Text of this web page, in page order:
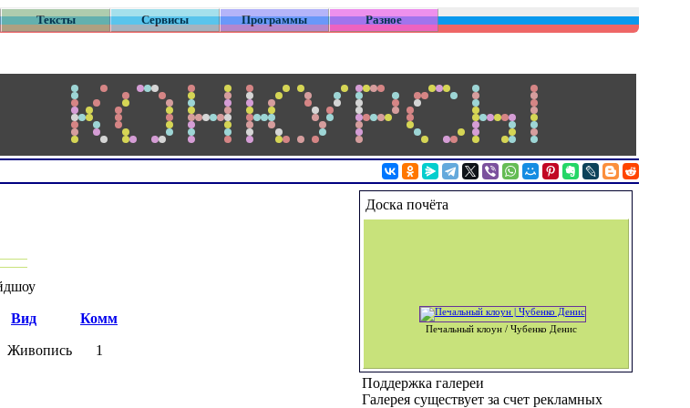
Тексты Сервисы Программы Разное
Вид Комм
Живопись 1
Доска почёта
Печальный клоун / Чубенко Денис
Поддержка галереи
Галерея существует за счет рекламных